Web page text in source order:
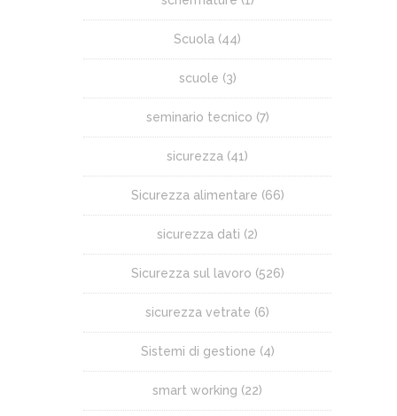
Scuola (44)
scuole (3)
seminario tecnico (7)
sicurezza (41)
Sicurezza alimentare (66)
sicurezza dati (2)
Sicurezza sul lavoro (526)
sicurezza vetrate (6)
Sistemi di gestione (4)
smart working (22)